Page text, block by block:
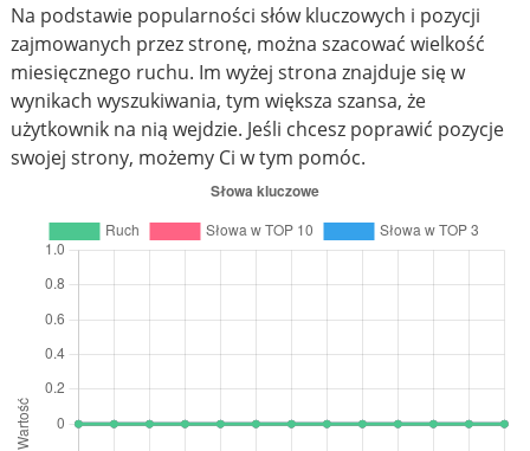
Na podstawie popularności słów kluczowych i pozycji
zajmowanych przez stronę, można szacować wielkość
miesięcznego ruchu. Im wyżej strona znajduje się w
wynikach wyszukiwania, tym większa szansa, że
użytkownik na nią wejdzie. Jeśli chcesz poprawić pozycje
swojej strony, możemy Ci w tym pomóc.